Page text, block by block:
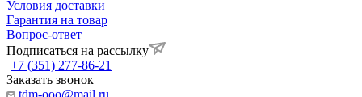
Условия доставки
Гарантия на товар
Вопрос-ответ
Подписаться на рассылку
+7 (351) 277-86-21
Заказать звонок
tdm-ooo@mail.ru